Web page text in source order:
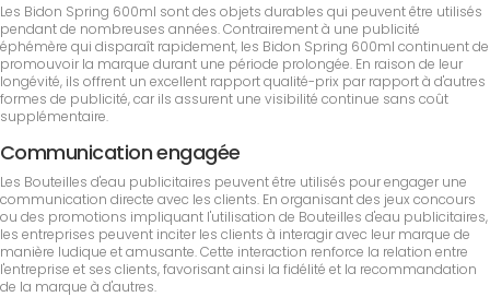
Les Bidon Spring 600ml sont des objets durables qui peuvent être utilisés
pendant de nombreuses années. Contrairement à une publicité
éphémère qui disparaît rapidement, les Bidon Spring 600ml continuent de
promouvoir la marque durant une période prolongée. En raison de leur
longévité, ils offrent un excellent rapport qualité-prix par rapport à d'autres
formes de publicité, car ils assurent une visibilité continue sans coût
supplémentaire.
Communication engagée
Les Bouteilles d'eau publicitaires peuvent être utilisés pour engager une
communication directe avec les clients. En organisant des jeux concours
ou des promotions impliquant l'utilisation de Bouteilles d'eau publicitaires,
les entreprises peuvent inciter les clients à interagir avec leur marque de
manière ludique et amusante. Cette interaction renforce la relation entre
l'entreprise et ses clients, favorisant ainsi la fidélité et la recommandation
de la marque à d'autres.